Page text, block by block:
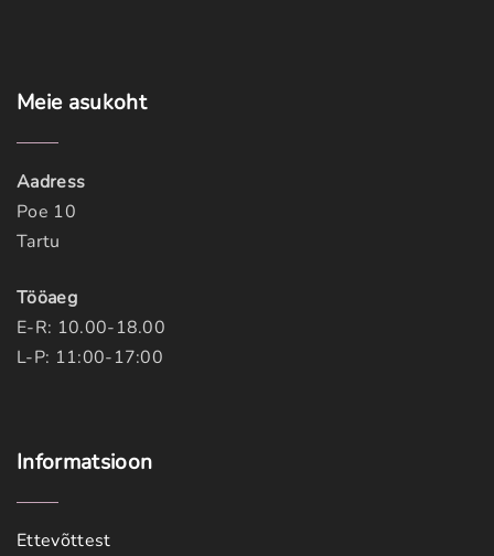
Meie asukoht
Aadress
Poe 10
Tartu
Tööaeg
E-R: 10.00-18.00
L-P: 11:00-17:00
Informatsioon
Ettevõttest